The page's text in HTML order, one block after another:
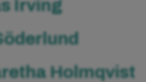
Irving
Holmqvist